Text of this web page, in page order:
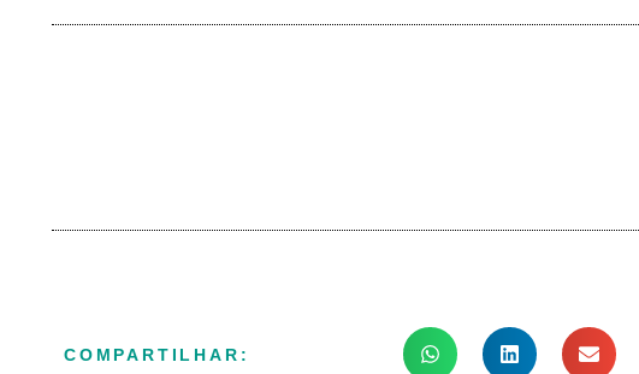
COMPARTILHAR: